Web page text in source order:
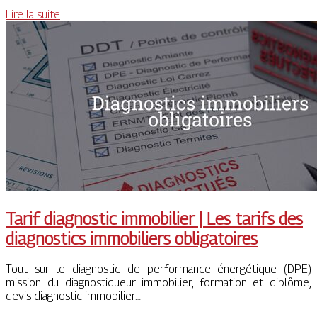
Lire la suite
Tarif diagnostic immobilier | Les tarifs des
diagnostics immobiliers ob­ligatoi­res
Tout sur le diagnostic de performance énergétique (DPE)
mission du diagnostiqueur immobilier, formation et diplôme,
devis diagnostic immobilier…